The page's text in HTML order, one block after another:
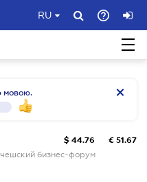
RU
мовою.
бизнес-форум
$ 44.76 € 51.67